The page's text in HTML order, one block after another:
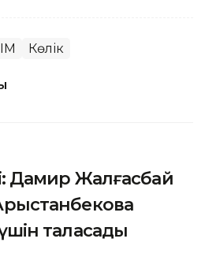
Көлік
Дамир Жалғасбай
таласады